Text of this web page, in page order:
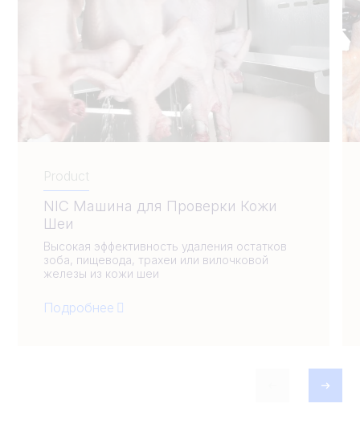
Product
NIC Машина для Проверки Кожи
Шеи
Высокая эффективность удаления остатков
зоба, пищевода, трахеи или вилочковой
железы из кожи шеи
Подробнее